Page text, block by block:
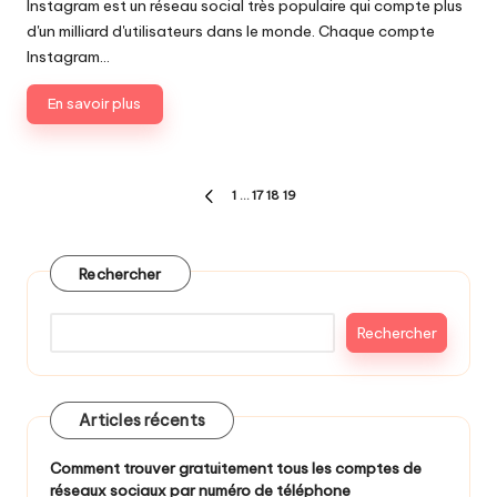
Instagram est un réseau social très populaire qui compte plus
d'un milliard d'utilisateurs dans le monde. Chaque compte
Instagram…
En savoir plus
publications
PAGE
1 … 17 18 19
Rechercher
Rechercher
Articles récents
Comment trouver gratuitement tous les comptes de
réseaux sociaux par numéro de téléphone